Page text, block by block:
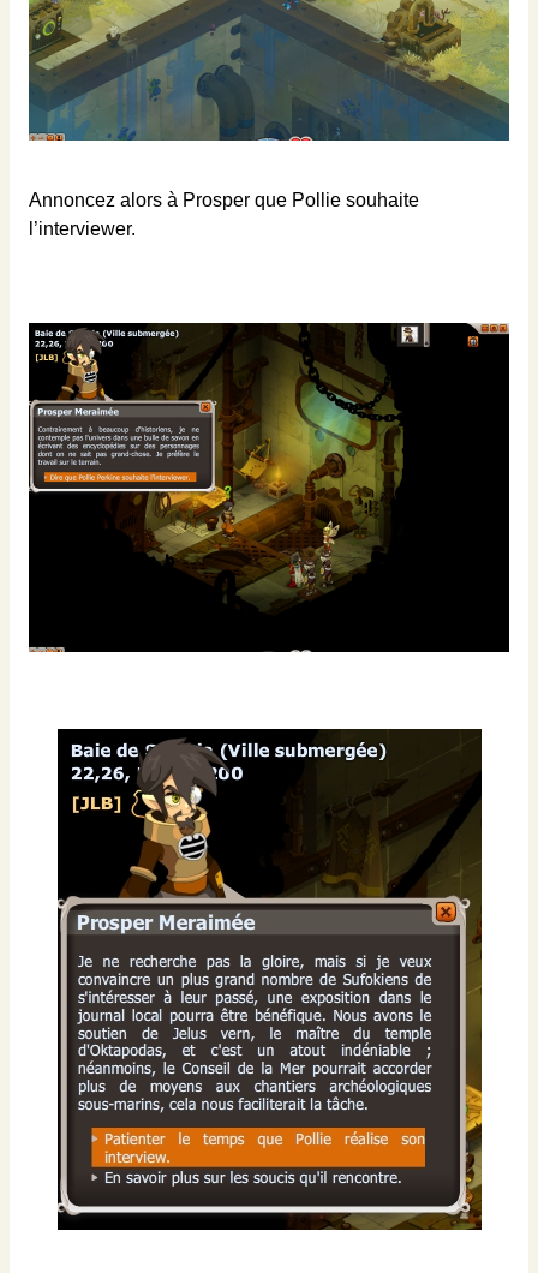
Annoncez alors à Prosper que Pollie souhaite
l’interviewer.